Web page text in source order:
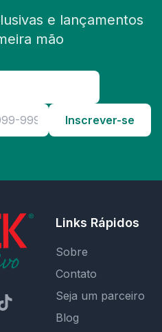
e lançamentos
mão
Inscrever-se
Links Rápidos
Sobre
Contato
Seja um parceiro
Blog